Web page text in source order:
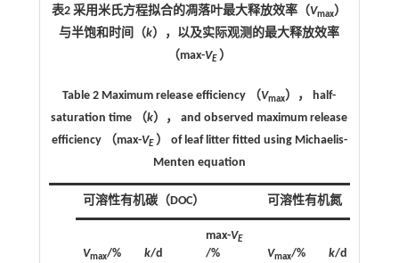
表2 采用米氏方程拟合的凋落叶最大释放效率（Vmax）
与半饱和时间（k），以及实际观测的最大释放效率
（max-VE）
Table 2 Maximum release efficiency （Vmax）， half-
saturation time （k）， and observed maximum release
efficiency （max-VE） of leaf litter fitted using Michaelis-
Menten equation
可溶性有机碳（DOC） 可溶性有机氮（DON）
Vmax/% k/d
max-VE
/% Vmax/% k/d